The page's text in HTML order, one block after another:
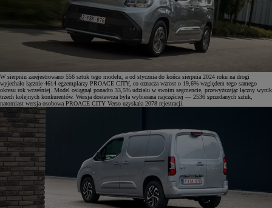
W sierpniu zarejestrowano 556 sztuk tego modelu, a od stycznia do końca sierpnia 2024 roku na drogi
wyjechało łącznie 4614 egzemplarzy PROACE CITY, co oznacza wzrost o 19,6% względem tego samego
okresu rok wcześniej. Model osiągnął ponadto 33,5% udziału w swoim segmencie, przewyższając łączny wynik
trzech kolejnych konkurentów. Wersja dostawcza była wybierana najczęściej — 2536 sprzedanych sztuk,
natomiast wersja osobowa PROACE CITY Verso uzyskała 2078 rejestracji.